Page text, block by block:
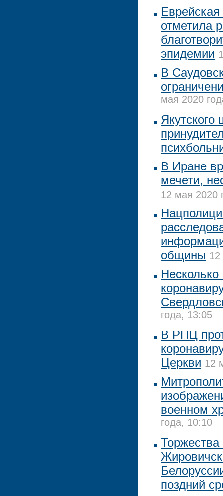
отметила
эпидемии
В
мая 2020
В Иране
мечети,
12 мая 2020
общины 12
Несколько
года, 13:05
В РПЦ
Церкви 12
военном
года, 10:10
поздний